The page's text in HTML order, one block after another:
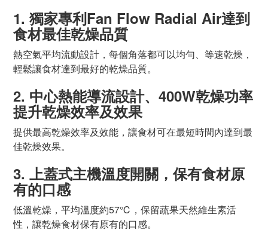
1. 獨家專利Fan Flow Radial Air達到
食材最佳乾燥品質
熱空氣平均流動設計，每個角落都可以均勻、等速乾燥，
輕鬆讓食材達到最好的乾燥品質。
2. 中心熱能導流設計、400W乾燥功率
提升乾燥效率及效果
提供最高乾燥效率及效能，讓食材可在最短時間內達到最
佳乾燥效果。
3. 上蓋式主機溫度開關，保有食材原
有的口感
低溫乾燥，平均溫度約57℃，保留蔬果天然維生素活
性，讓乾燥食材保有原有的口感。